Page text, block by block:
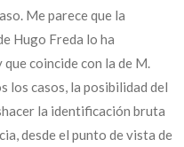
Me parece que la
Hugo Freda lo ha
coincide con la de M.
los casos, la posibilidad del
la identificación bruta
desde el punto de vista de